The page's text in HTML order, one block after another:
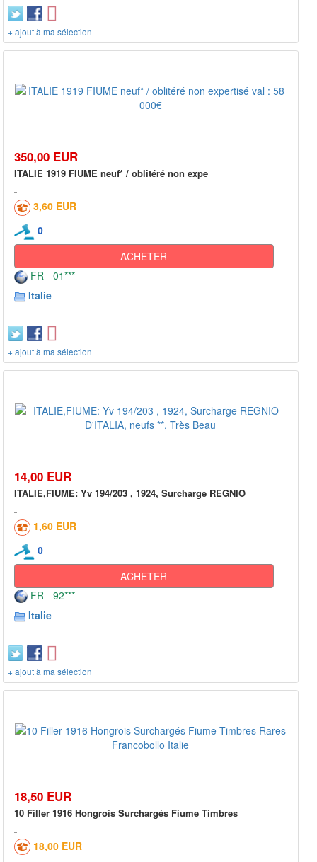
+ ajout à ma sélection
350,00 EUR
ITALIE 1919 FIUME neuf* / oblitéré non expe
3,60 EUR
0
ACHETER
FR - 01***
Italie
+ ajout à ma sélection
14,00 EUR
ITALIE,FIUME: Yv 194/203 , 1924, Surcharge REGNIO
1,60 EUR
0
ACHETER
FR - 92***
Italie
+ ajout à ma sélection
18,50 EUR
10 Filler 1916 Hongrois Surchargés Fiume Timbres
18,00 EUR